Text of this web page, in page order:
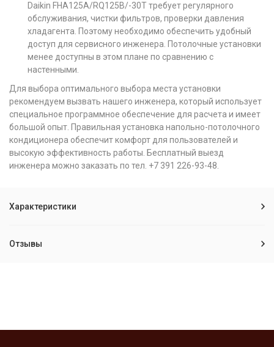
Daikin FHA125A/RQ125B/-30T требует регулярного
обслуживания, чистки фильтров, проверки давления
хладагента. Поэтому необходимо обеспечить удобный
доступ для сервисного инженера. Потолочные установки
менее доступны в этом плане по сравнению с
настенными.
Для выбора оптимального выбора места установки
рекомендуем вызвать нашего инженера, который использует
специальное программное обеспечение для расчета и имеет
большой опыт. Правильная установка напольно-потолочного
кондиционера обеспечит комфорт для пользователей и
высокую эффективность работы. Бесплатный выезд
инженера можно заказать по тел. +7 391 226-93-48.
Характеристики
Отзывы